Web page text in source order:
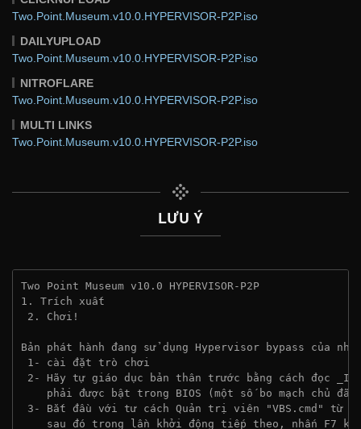
Two.Point.Museum.v10.0.HYPERVISOR-P2P.iso
DAILYUPLOAD
Two.Point.Museum.v10.0.HYPERVISOR-P2P.iso
NITROFLARE
Two.Point.Museum.v10.0.HYPERVISOR-P2P.iso
MULTI LINKS
Two.Point.Museum.v10.0.HYPERVISOR-P2P.iso
LƯU Ý
Two Point Museum v10.0 HYPERVISOR-P2P
1. Trích xuất
2. Chơi!
Bản phát hành đang sử dụng Hypervisor bypass của
1- cài đặt trò chơi
2- Hãy tự giáo dục bản thân trước bằng cách đọc
phải được bật trong BIOS (một số bo mạch chủ đã
3- Bắt đầu với tư cách Quản trị viên "VBS.cmd" từ
sau đó trong lần khởi động tiếp theo, nhấn F7